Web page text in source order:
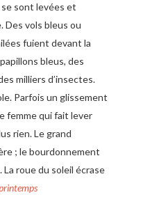
sont levées et
Des vols bleus ou
fuient devant la
bleus, des
milliers d’insectes.
Parfois un glissement
femme qui fait lever
rien. Le grand
; le bourdonnement
roue du soleil écrase